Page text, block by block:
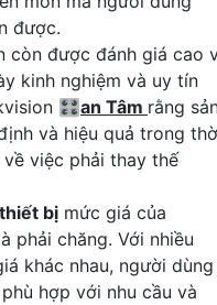
được.
còn được đánh giá cao
kinh nghiệm và uy tín
🎛an Tâm rằng
và hiệu quả trong
việc phải thay thế
bị mức giá của
phải chăng. Với nhiều
khác nhau, người dùng
hợp với nhu cầu và